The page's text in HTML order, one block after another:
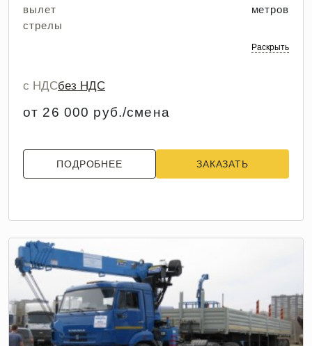
вылет
стрелы
метров
Раскрыть
с НДСбез НДС
от 26 000 руб./смена
ПОДРОБНЕЕ ЗАКАЗАТЬ